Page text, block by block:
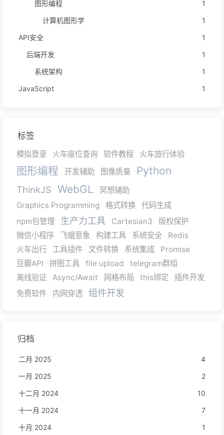
图形编程
1
计算机图形学
1
API安全
1
后端开发
1
系统架构
1
JavaScript
1
标签
模拟登录 火车座位查询 软件教程 火车旅行体验
图形编程 开发辅助 图像质量 Python
ThinkJS WebGL
冥想辅助
Graphics Programming
格式转换
代码生成
npm包管理
生产力工具 Cartesian3
版权保护
微信小程序
飞蛾意象 构建工具 系统安全
Redis
火车出行
工具插件 文件转换 系统集成
Promise
豆瓣API
拼图工具 file upload
telegram群组
离线验证
Async/Await 网格布局 this绑定
插件开发
免费软件
内网穿透 组件开发
归档
二月 2025
4
一月 2025
2
十二月 2024
10
十一月 2024
7
十月 2024
1